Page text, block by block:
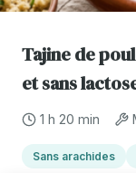
Tajine de
et sans
1 h 20 min
Sans arachides